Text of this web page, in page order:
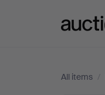
All items /